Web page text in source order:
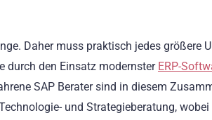
Daher muss praktisch jedes größere
durch den Einsatz modernster ERP-
SAP Berater sind in diesem
und Strategieberatung,